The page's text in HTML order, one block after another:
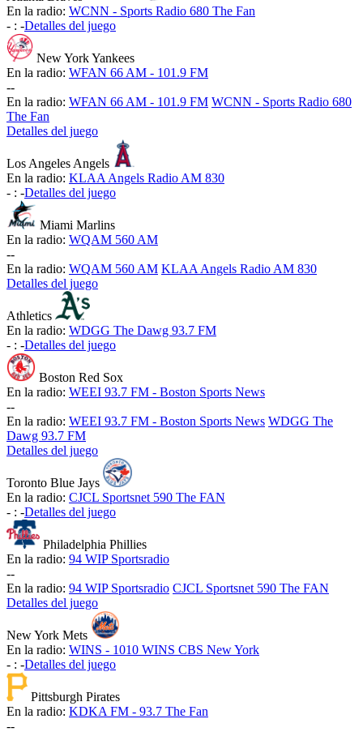
En la radio: WCNN - Sports Radio 680 The Fan
- : -Detalles del juego
New York Yankees
En la radio: WFAN 66 AM - 101.9 FM
--
En la radio: WFAN 66 AM - 101.9 FM WCNN - Sports Radio 680
The Fan
Detalles del juego
Los Angeles Angels
En la radio: KLAA Angels Radio AM 830
- : -Detalles del juego
Miami Marlins
En la radio: WQAM 560 AM
--
En la radio: WQAM 560 AM KLAA Angels Radio AM 830
Detalles del juego
Athletics
En la radio: WDGG The Dawg 93.7 FM
- : -Detalles del juego
Boston Red Sox
En la radio: WEEI 93.7 FM - Boston Sports News
--
En la radio: WEEI 93.7 FM - Boston Sports News WDGG The
Dawg 93.7 FM
Detalles del juego
Toronto Blue Jays
En la radio: CJCL Sportsnet 590 The FAN
- : -Detalles del juego
Philadelphia Phillies
En la radio: 94 WIP Sportsradio
--
En la radio: 94 WIP Sportsradio CJCL Sportsnet 590 The FAN
Detalles del juego
New York Mets
En la radio: WINS - 1010 WINS CBS New York
- : -Detalles del juego
Pittsburgh Pirates
En la radio: KDKA FM - 93.7 The Fan
--